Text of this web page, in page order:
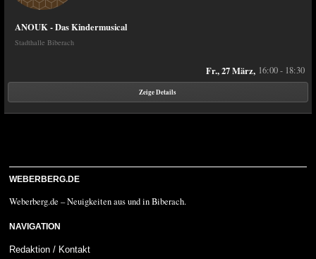
ANOUK - Das Kindermusical
Stadthalle Biberach
Fr., 27 März, 16:00 - 18:30
Zeige Details
WEBERBERG.DE
Weberberg.de – Neuigkeiten aus und in Biberach.
NAVIGATION
Redaktion / Kontakt